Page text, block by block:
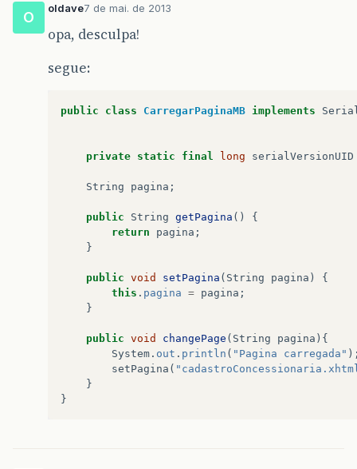
O
oldave7 de mai. de 2013
opa, desculpa!
segue:
public class CarregarPaginaMB implements
private static final long serialVersionUID
String pagina ;
public String getPagina ()
{
return
pagina ;
}
public void setPagina ( String pagina )
{
this . pagina = pagina ;
}
public void changePage ( String pagina ){
System . out . println ( "Pagina carregada"
setPagina (
}
}